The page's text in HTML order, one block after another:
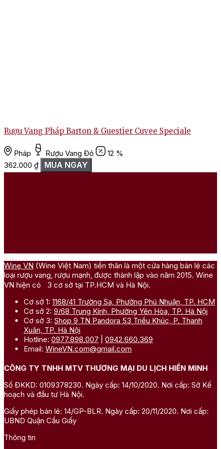
Rượu Vang Pháp Barton & Guestier Cuvee Speciale
Pháp Rượu Vang Đỏ
12 %
362.000 ₫ MUA NGAY
Wine VN (Wine Việt Nam) tiền thân là một cửa hàng bán lẻ các
loại rượu vang, rượu mạnh, được thành lập vào năm 2015. Wine
VN hiện có 3 cơ sở tại TP.HCM và Hà Nội.
Cơ sở 1: 1168/41 Trường Sa, Phường Phú Nhuận, TP. HCM
Cơ sở 2: 9/68 Trung Kính, Phường Yên Hòa, TP. Hà Nội
Cơ sở 3: Shop 9 TN Pandora 53 Triều Khúc, P. Thanh
Xuân, TP. Hà Nội
Hotline: 0977.898.007
0942.660.369
Email: WineVN.com@gmail.com
CÔNG TY TNHH MTV THƯƠNG MẠI DU LỊCH HIỀN MINH
Số ĐKKD: 0109378230. Ngày cấp: 14/10/2020. Nơi cấp: Sở Kế
hoạch và đầu tư Hà Nội.
Giấy phép bán lẻ: 14/GP-BLR. Ngày cấp: 20/11/2020. Nơi cấp:
UBND Quận Cầu Giấy
Thông tin